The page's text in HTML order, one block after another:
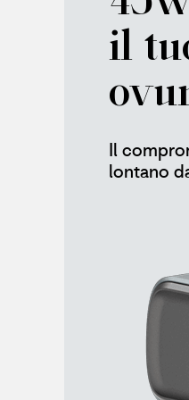
il
Il
lontano